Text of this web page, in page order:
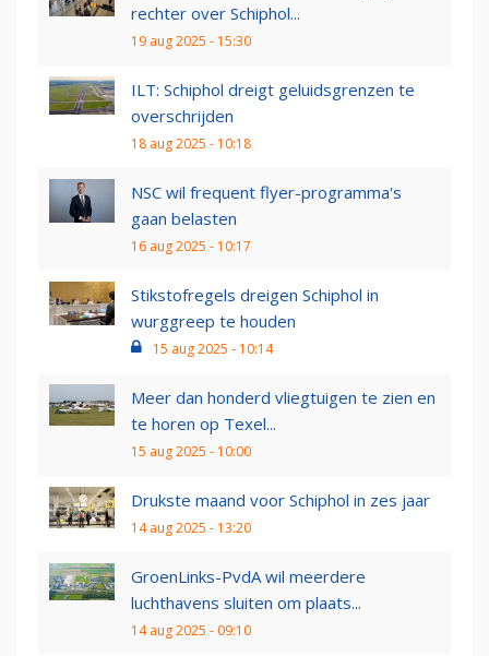
rechter over Schiphol...
19 aug 2025 - 15:30
ILT: Schiphol dreigt geluidsgrenzen te
overschrijden
18 aug 2025 - 10:18
NSC wil frequent flyer-programma's
gaan belasten
16 aug 2025 - 10:17
Stikstofregels dreigen Schiphol in
wurggreep te houden
15 aug 2025 - 10:14
Meer dan honderd vliegtuigen te zien en
te horen op Texel...
15 aug 2025 - 10:00
Drukste maand voor Schiphol in zes jaar
14 aug 2025 - 13:20
GroenLinks-PvdA wil meerdere
luchthavens sluiten om plaats...
14 aug 2025 - 09:10